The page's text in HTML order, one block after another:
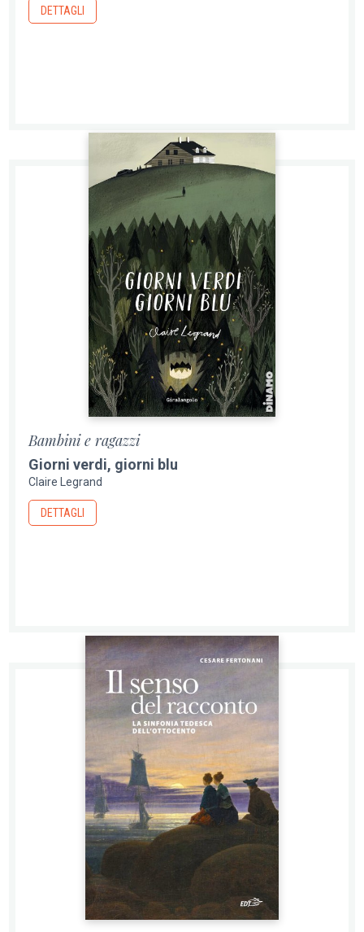
DETTAGLI
Bambini e ragazzi
Giorni verdi, giorni blu
Claire Legrand
DETTAGLI